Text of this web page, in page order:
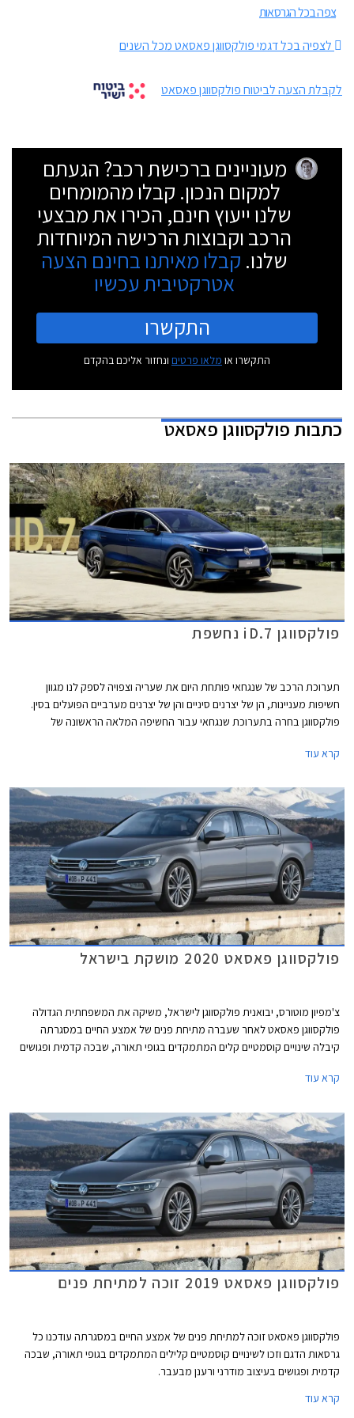
צפה בכל הגרסאות
לצפיה בכל דגמי פולקסווגן פאסאט מכל השנים
לקבלת הצעה לביטוח פולקסווגן פאסאט
מעוניינים ברכישת רכב? הגעתם
למקום הנכון. קבלו מהמומחים
שלנו ייעוץ חינם, הכירו את מבצעי
הרכב וקבוצות הרכישה המיוחדות
שלנו. קבלו מאיתנו בחינם הצעה
אטרקטיבית עכשיו
התקשרו
התקשרו או מלאו פרטים ונחזור אליכם בהקדם
כתבותפולקסווגן פאסאט
פולקסווגן iD.7 נחשפת
תערוכת הרכב של שנגחאי פותחת היום את שעריה וצפויה לספק לנו מגוון
חשיפות מעניינות, הן של יצרנים סיניים והן של יצרנים מערביים הפועלים בסין.
פולקסווגן בחרה בתערוכת שנגחאי עבור החשיפה המלאה הראשונה של
נהנתה שנים ארוכות מהיעדר תחרות אבל בתקופה האחרונה הצטרפו גם יונדאי
באירופה בימים אלה ומכוניות סיניות אחרות.
קרא עוד
פולקסווגן פאסאט 2020 מושקת בישראל
צ'מפיון מוטורס, יבואנית פולקסווגן לישראל, משיקה את המשפחתית הגדולה
פולקסווגן פאסאט לאחר שעברה מתיחת פנים של אמצע החיים במסגרתה
קיבלה שינויים קוסמטיים קלים המתמקדים בגופי תאורה, שבכה קדמית ופגושים
קרא עוד
פולקסווגן פאסאט 2019 זוכה למתיחת פנים
פולקסווגן פאסאט זוכה למתיחת פנים של אמצע החיים במסגרתה עודכנו כל
גרסאות הדגם וזכו לשינויים קוסמטיים קלילים המתמקדים בגופי תאורה, שבכה
קדמית ופגושים בעיצוב מודרני ורענן מבעבר.
קרא עוד